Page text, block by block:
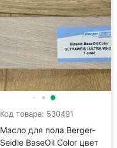
Код товара: 530491
Масло для пола Berger-
Seidle BaseOil Color цвет